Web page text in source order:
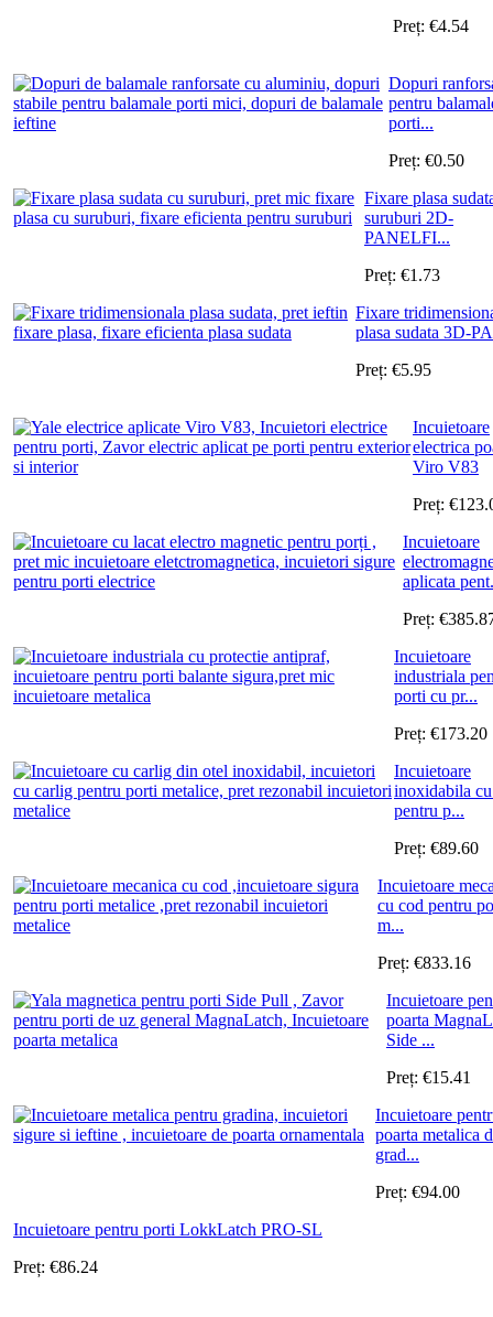
Preț: €4.54
Dopuri
pentru
porti...
Preț: €0.50
Fixare plasa
suruburi 2D-
PANELFI...
Preț: €1.73
Fixare
plasa sudata 3D-
Preț: €5.95
Incuietoare
electrica
Viro V83
Preț: €
Incuietoare
aplicata
Preț: €
Incuietoare
industriala
porti cu pr...
Preț: €173.20
Incuietoare
inoxidabila
pentru p...
Preț: €89.60
Incuietoare
cu cod pentru
m...
Preț: €833.16
Incuietoare
poarta
Side ...
Preț: €15.41
Incuietoare
poarta metalica
grad...
Preț: €94.00
Incuietoare pentru porti LokkLatch PRO-SL
Preț: €86.24